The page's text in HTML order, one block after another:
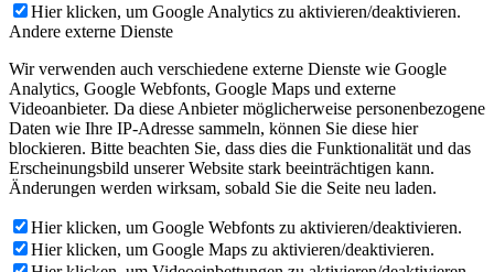
Hier klicken, um Google Analytics zu aktivieren/deaktivieren.
Andere externe Dienste
Wir verwenden auch verschiedene externe Dienste wie Google
Analytics, Google Webfonts, Google Maps und externe
Videoanbieter. Da diese Anbieter möglicherweise personenbezogene
Daten wie Ihre IP-Adresse sammeln, können Sie diese hier
blockieren. Bitte beachten Sie, dass dies die Funktionalität und das
Erscheinungsbild unserer Website stark beeinträchtigen kann.
Änderungen werden wirksam, sobald Sie die Seite neu laden.
Hier klicken, um Google Webfonts zu aktivieren/deaktivieren.
Hier klicken, um Google Maps zu aktivieren/deaktivieren.